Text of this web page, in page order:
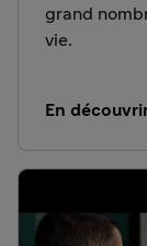
grand
vie.
En